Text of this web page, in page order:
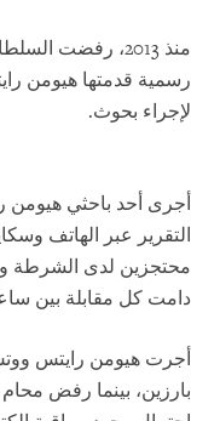
منذ 2013، رفضت
رسمية قدمتها هيومن
لإجراء بحوث.
أجرى أحد باحثي هيومن
دامت كل مقابلة بين
أجرت هيومن رايتس
بارزين، بينما رفض